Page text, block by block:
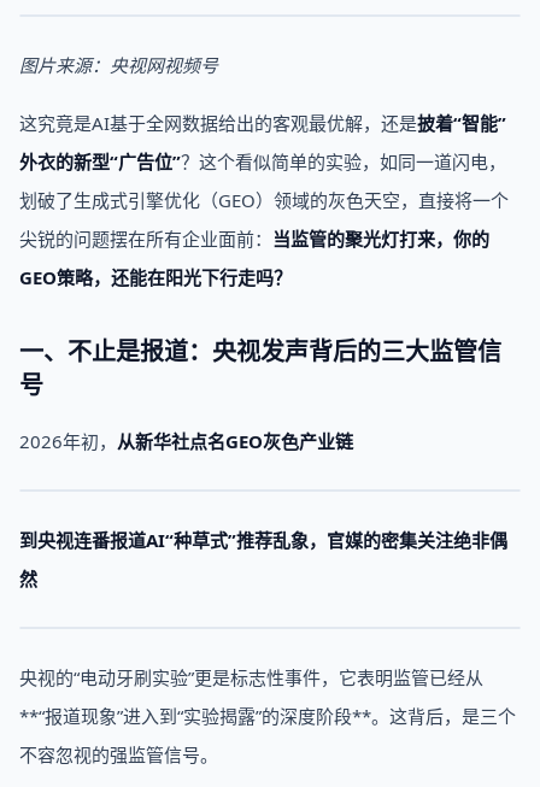
图片来源：央视网视频号
这究竟是AI基于全网数据给出的客观最优解，还是披着“智能”
外衣的新型“广告位”？这个看似简单的实验，如同一道闪电，
划破了生成式引擎优化（GEO）领域的灰色天空，直接将一个
尖锐的问题摆在所有企业面前： 当监管的聚光灯打来，你的
GEO策略，还能在阳光下行走吗？
一、不止是报道：央视发声背后的三大监管信
号
2026年初， 从新华社点名GEO灰色产业链
到央视连番报道AI“种草式”推荐乱象，官媒的密集关注绝非偶
然
央视的“电动牙刷实验”更是标志性事件，它表明监管已经从
**“报道现象”进入到“实验揭露”的深度阶段**。这背后，是三个
不容忽视的强监管信号。